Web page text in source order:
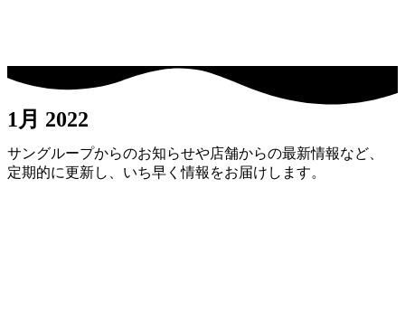
1月 2022
サングループからのお知らせや店舗からの最新情報など、
定期的に更新し、いち早く情報をお届けします。